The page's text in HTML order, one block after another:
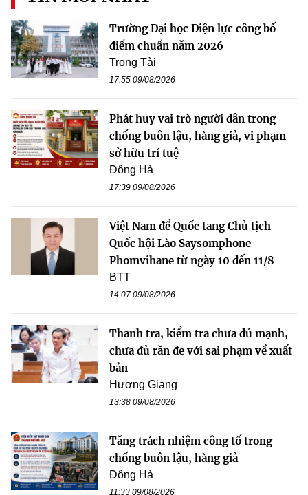
Trường Đại học Điện lực công bố
điểm chuẩn năm 2026
Trọng Tài
17:55 09/08/2026
Phát huy vai trò người dân trong
chống buôn lậu, hàng giả, vi phạm
sở hữu trí tuệ
Đông Hà
17:39 09/08/2026
Việt Nam để Quốc tang Chủ tịch
Quốc hội Lào Saysomphone
Phomvihane từ ngày 10 đến 11/8
BTT
14:07 09/08/2026
Thanh tra, kiểm tra chưa đủ mạnh,
chưa đủ răn đe với sai phạm về xuất
bản
Hương Giang
13:38 09/08/2026
Tăng trách nhiệm công tố trong
chống buôn lậu, hàng giả
Đông Hà
11:33 09/08/2026